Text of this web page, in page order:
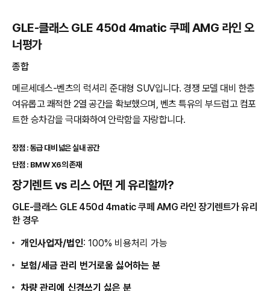
GLE-클래스 GLE 450d 4matic 쿠페 AMG 라인 오
너평가
종합
메르세데스-벤츠의 럭셔리 준대형 SUV입니다. 경쟁 모델 대비 한층
여유롭고 쾌적한 2열 공간을 확보했으며, 벤츠 특유의 부드럽고 컴포
트한 승차감을 극대화하여 안락함을 자랑합니다.
장점 : 동급 대비 넓은 실내 공간
단점 : BMW X6의 존재
장기렌트 vs 리스 어떤 게 유리할까?
GLE-클래스 GLE 450d 4matic 쿠페 AMG 라인 장기렌트가 유리
한 경우
개인사업자/법인: 100% 비용처리 가능
보험/세금 관리 번거로움 싫어하는 분
차량 관리에 신경쓰기 싫은 분